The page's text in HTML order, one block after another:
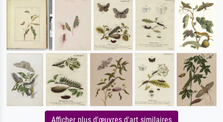
Afficher plus d'œuvres d'art similaires